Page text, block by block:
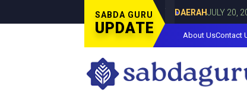
SABDA GURU
UPDATE
Dina Lorenza di Curahdami DAERAHJULY 20, 2026
About UsContact